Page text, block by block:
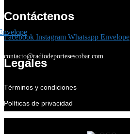
Contáctenos
Facebook Instagram Whatsapp Envelope
contacto@radiodeportesescobar.com
Legales
Términos y condiciones
Políticas de privacidad